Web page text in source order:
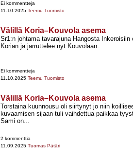
Ei kommentteja
11.10.2025 Teemu Tuomisto
Välillä Koria–Kouvola asema
Sr1:n johtama tavarajuna Hangosta Inkeroisiin
Korian ja jarruttelee nyt Kouvolaan.
Ei kommentteja
11.10.2025 Teemu Tuomisto
Välillä Koria–Kouvola asema
Torstaina kuunnousu oli siirtynyt jo niin
kuvaamisen sijaan tuli vaihdettua paikkaa
Sami on...
2 kommenttia
11.09.2025 Tuomas Pätäri